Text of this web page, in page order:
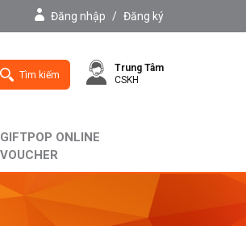
Đăng nhập / Đăng ký
Tìm kiếm
Trung Tâm
CSKH
GIFTPOP ONLINE
VOUCHER